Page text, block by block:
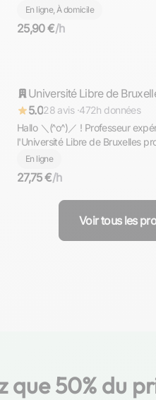
diplômé du Bac avec Option
l'équivalent de la Maturità (bac
En ligne, À domicile
25,90 €/h
Répond rapidement
Université Libre de
5.028 avis ·472h données
Hallo ＼⁠(⁠^⁠o⁠^⁠)⁠／ ! Professeur expérimenté, diplômé de
l'Université Libre de Bruxelles
d'allemand de niveaux
PREPA - SUPERIEUR. Komm
╮⁠(⁠＾⁠▽⁠＾⁠)⁠╭
En ligne
27,75 €/h
Voir tous les
que 50% du